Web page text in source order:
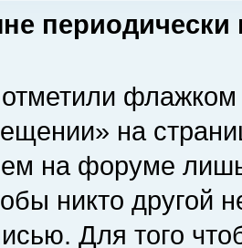
флажком
на
на форуме
никто другой
Для того